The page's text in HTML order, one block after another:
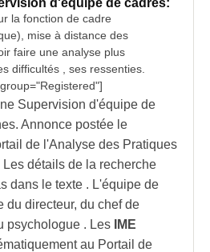
la fonction de cadre
mise à distance des
faire une analyse plus
difficultés , ses ressenties.
Supervision d'équipe de
. Annonce postée le
de l'Analyse des Pratiques
détails de la recherche
dans le texte . L'équipe de
du directeur, du chef de
psychologue . Les
IME
au Portail de